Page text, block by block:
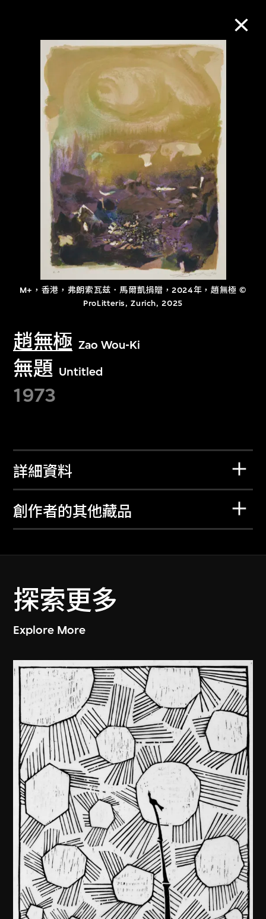
M+，香港，弗朗索瓦兹．馬爾凱捐贈，2024年，趙無極 ©
ProLitteris, Zurich, 2025
趙無極 Zao Wou-Ki
無題 Untitled
1973
詳細資料
創作者的其他藏品
探索更多
Explore More
M+藏品
進一步篩選
關於M+藏品
探索世界頂級的二十及二十一世紀視覺
文化藏品。